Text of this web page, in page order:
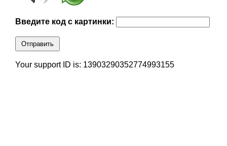
Введите код с картинки:
Отправить
Your support ID is: 13903290352774993155